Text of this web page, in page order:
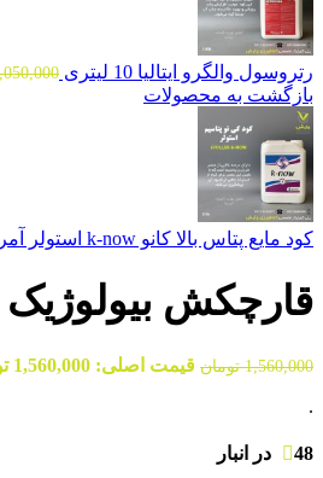
رتروسول والگرو ایتالیا 10 لیتری
بازگشت به محصولات
کود مایع پتاس بالا کانو k-now استولر آمریکا 5 لیتری
قارچکش
1,560,000 تومان قیمت اصلی: 1,560,000 تومان بود.
.
48 در انبار